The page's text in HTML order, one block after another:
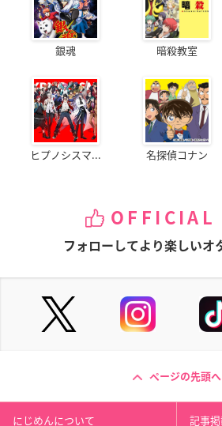
銀魂 暗殺教室
ヒプノシスマ... 名探偵コナン
OFFICIAL
フォローしてより楽しいオ
ページの先頭へ
にじめんについて 記事